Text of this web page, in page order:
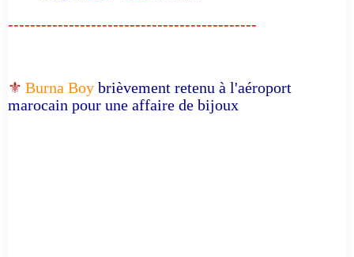
---------------------------------------------
⚜️ Burna Boy brièvement retenu à l'aéroport
marocain pour une affaire de bijoux